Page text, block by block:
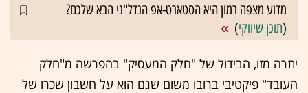
מדוע מצפה רמון היא הסטארט-אפ הנדל"ני הבא שלכם?
(תוכן שיווקי)
יתרה מזו, הבידול של "חלק המעסיק" בהפרשה מ"חלק
העובד" פיקטיבי ברובו משום שגם הוא על חשבון שכרו של